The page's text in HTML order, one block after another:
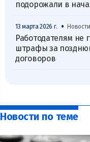
подорожали в
13 марта 2026 г. • Новости
Работодателям не
штрафы за
договоров
Новости по теме